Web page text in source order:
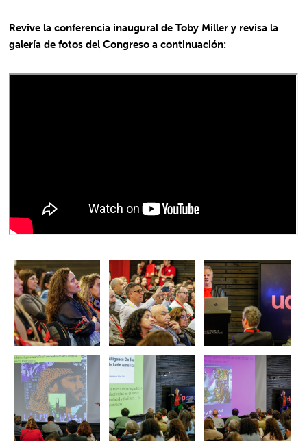
Revive la conferencia inaugural de Toby Miller y revisa la
galería de fotos del Congreso a continuación: